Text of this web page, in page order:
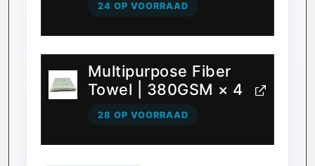
24 OP VOORRAAD
Multipurpose Fiber
Towel | 380GSM × 4
28 OP VOORRAAD